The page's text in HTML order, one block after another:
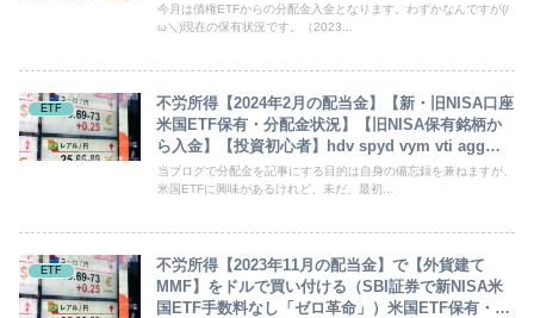
今月は債権ETFからの分配金入金となります。わずかなんですが(/
ω＼)現在の保有状況です。（2023...
ETF
不労所得【2024年2月の配当金】【新・旧NISA口座
米国ETF保有・分配金状況】【旧NISA保有銘柄か
ら入金】【投資初心者】hdv spyd vym vti agg
vwob SBI証券
当ブログで分配金を記事にする目的は自身の備忘録を兼ねますが、
米国ETFに興味があるけれど、未だ、最初...
ETF
不労所得【2023年11月の配当金】で【外貨建て
MMF】をドルで買い付ける（SBI証券で新NISA米
国ETF手数料なし「ゼロ革命」）米国ETF保有・分